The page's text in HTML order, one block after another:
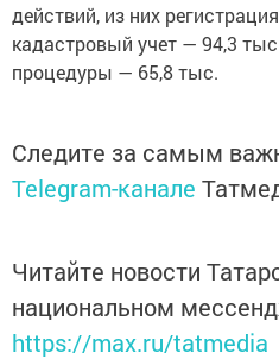
действий, из них
кадастровый учет — 94,3
процедуры — 65,8 тыс.
Следите за самым
Telegram-канале
Читайте новости
национальном
https://max.ru/tatmedia